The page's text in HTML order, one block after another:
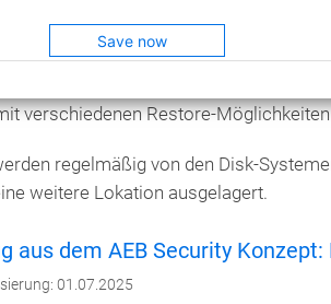
Backup-Strategien
zu sichern, stellen die AEB-
verschiedenen Restore-
regelmäßig von den Disk-
weitere Lokation ausgelagert.
aus dem AEB Security
01.07.2025
Save now